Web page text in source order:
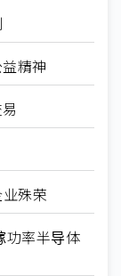
精神
殊荣
功率半导体